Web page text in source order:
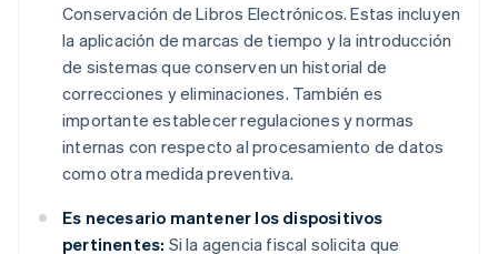
Conservación de Libros Electrónicos. Estas incluyen
la aplicación de marcas de tiempo y la introducción
de sistemas que conserven un historial de
correcciones y eliminaciones. También es
importante establecer regulaciones y normas
internas con respecto al procesamiento de datos
como otra medida preventiva.
Es necesario mantener los dispositivos
pertinentes: Si la agencia fiscal solicita que